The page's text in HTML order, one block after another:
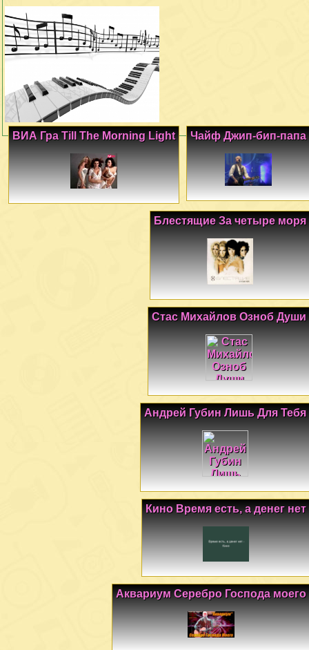
Чайф Джип-бип-папа
ВИА Гра Till The Morning Light
Блестящие За четыре моря
Стас Михайлов Озноб Души
Андрей Губин Лишь Для Тебя
Кино Время есть, а денег нет
Аквариум Серебро Господа моего